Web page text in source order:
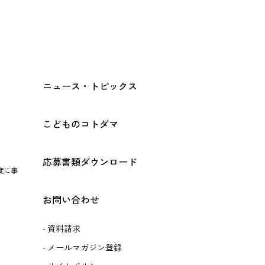
に事
ニュース・トピックス
こどものコトダマ
応募書類ダウンロード
お問い合わせ
資料請求
メールマガジン登録